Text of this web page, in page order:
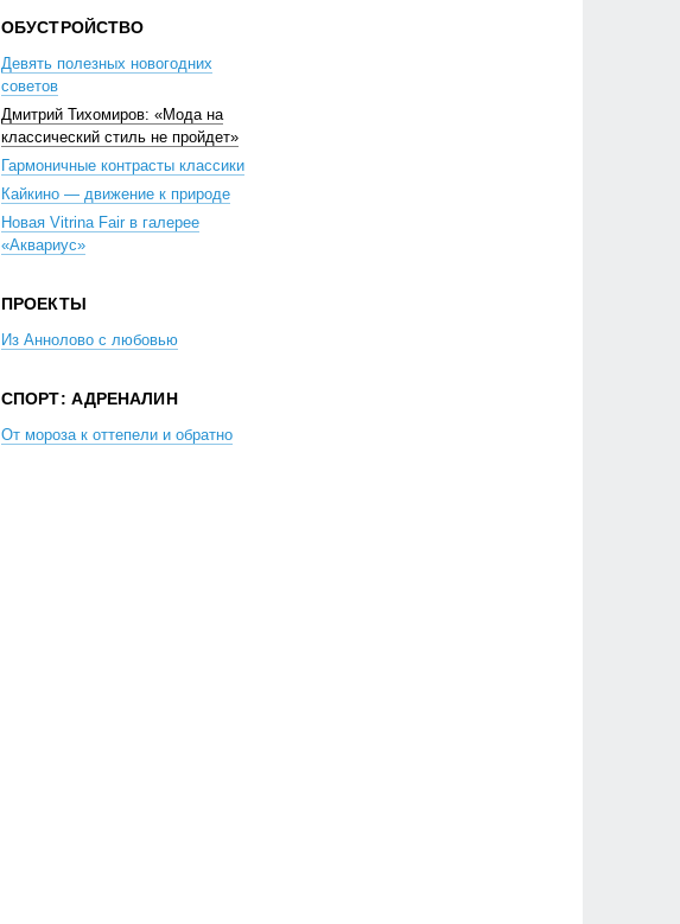
ОБУСТРОЙСТВО
Девять полезных новогодних
советов
Дмитрий Тихомиров: «Мода на
классический стиль не пройдет»
Гармоничные контрасты классики
Кайкино — движение к природе
Новая Vitrina Fair в галерее
«Аквариус»
ПРОЕКТЫ
Из Аннолово с любовью
СПОРТ: АДРЕНАЛИН
От мороза к оттепели и обратно